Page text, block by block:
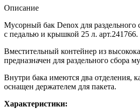
Описание
Мусорный бак Denox для раздельного
с педалью и крышкой 25 л. арт.241766.
Вместительный контейнер из
предназначен для раздельного сбора
Внутри бака имеются два отделения,
оснащен держателем для пакета.
Характеристики: